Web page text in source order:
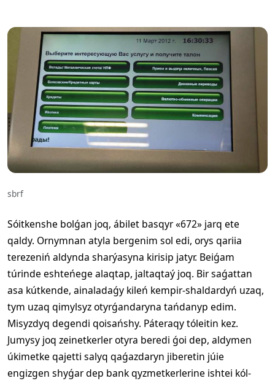
sbrf
Sóitkenshe bolǵan joq, ábilet basqyr «672» jarq ete
qaldy. Ornymnan atyla bergenim sol edi, orys qariia
terezeniń aldynda sharýasyna kirisip jatyr. Beiǵam
túrinde eshteńege alaqtap, jaltaqtaý joq. Bir saǵattan
asa kútkende, ainaladaǵy kileń kempir-shaldardyń uzaq,
tym uzaq qimylsyz otyrǵandaryna tańdanyp edim.
Misyzdyq degendi qoisańshy. Páteraqy tóleitin kez.
Jumysy joq zeinetkerler otyra beredi ǵoi dep, aldymen
úkimetke qajetti salyq qaǵazdaryn jiberetin júie
engizgen shyǵar dep bank qyzmetkerlerine ishtei kól-